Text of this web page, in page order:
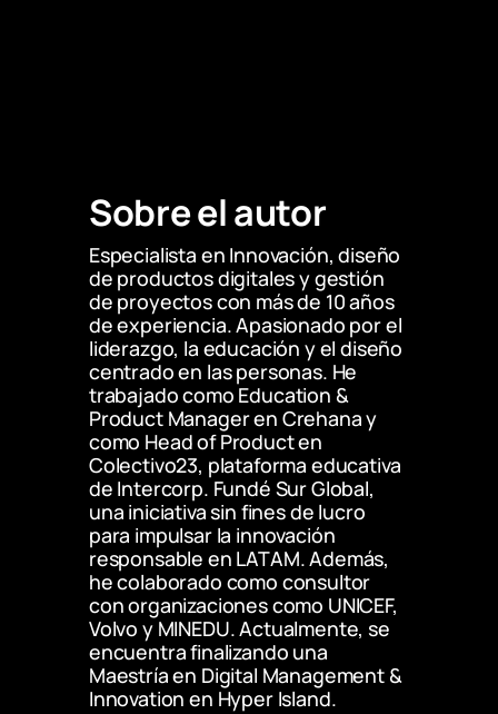
Sobre el autor
Especialista en Innovación, diseño
de productos digitales y gestión
de proyectos con más de 10 años
de experiencia. Apasionado por el
liderazgo, la educación y el diseño
centrado en las personas. He
trabajado como Education &
Product Manager en Crehana y
como Head of Product en
Colectivo23, plataforma educativa
de Intercorp. Fundé Sur Global,
una iniciativa sin fines de lucro
para impulsar la innovación
responsable en LATAM. Además,
he colaborado como consultor
con organizaciones como UNICEF,
Volvo y MINEDU. Actualmente, se
encuentra finalizando una
Maestría en Digital Management &
Innovation en Hyper Island.